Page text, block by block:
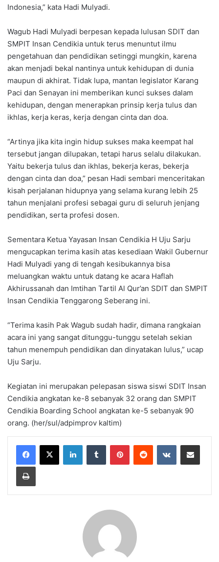
Indonesia,” kata Hadi Mulyadi.
Wagub Hadi Mulyadi berpesan kepada lulusan SDIT dan
SMPIT Insan Cendikia untuk terus menuntut ilmu
pengetahuan dan pendidikan setinggi mungkin, karena
akan menjadi bekal nantinya untuk kehidupan di dunia
maupun di akhirat. Tidak lupa, mantan legislator Karang
Paci dan Senayan ini memberikan kunci sukses dalam
kehidupan, dengan menerapkan prinsip kerja tulus dan
ikhlas, kerja keras, kerja dengan cinta dan doa.
“Artinya jika kita ingin hidup sukses maka keempat hal
tersebut jangan dilupakan, tetapi harus selalu dilakukan.
Yaitu bekerja tulus dan ikhlas, bekerja keras, bekerja
dengan cinta dan doa,” pesan Hadi sembari menceritakan
kisah perjalanan hidupnya yang selama kurang lebih 25
tahun menjalani profesi sebagai guru di seluruh jenjang
pendidikan, serta profesi dosen.
Sementara Ketua Yayasan Insan Cendikia H Uju Sarju
mengucapkan terima kasih atas kesediaan Wakil Gubernur
Hadi Mulyadi yang di tengah kesibukannya bisa
meluangkan waktu untuk datang ke acara Haflah
Akhirussanah dan Imtihan Tartil Al Qur’an SDIT dan SMPIT
Insan Cendikia Tenggarong Seberang ini.
“Terima kasih Pak Wagub sudah hadir, dimana rangkaian
acara ini yang sangat ditunggu-tunggu setelah sekian
tahun menempuh pendidikan dan dinyatakan lulus,” ucap
Uju Sarju.
Kegiatan ini merupakan pelepasan siswa siswi SDIT Insan
Cendikia angkatan ke-8 sebanyak 32 orang dan SMPIT
Cendikia Boarding School angkatan ke-5 sebanyak 90
orang. (her/sul/adpimprov kaltim)